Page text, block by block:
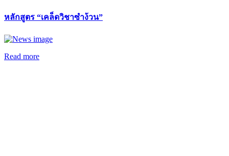
หลักสูตร “เคล็ดวิชาซำง้วน”
Read more